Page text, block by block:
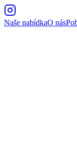
Naše nabídkaO nás